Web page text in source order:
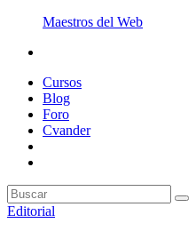
Maestros del Web
Cursos
Blog
Foro
Cvander
Editorial